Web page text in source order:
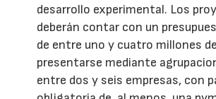
desarrollo experimental. Los
deberán contar con un
de entre uno y cuatro millones
presentarse mediante
entre dos y seis empresas, con